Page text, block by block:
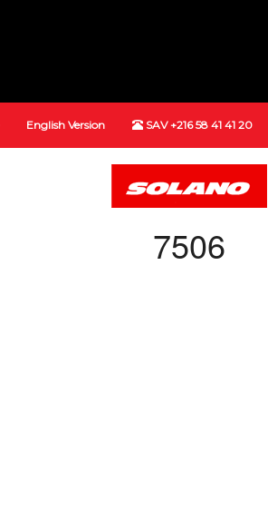
English Version SAV +216 58 41 41 20
7506